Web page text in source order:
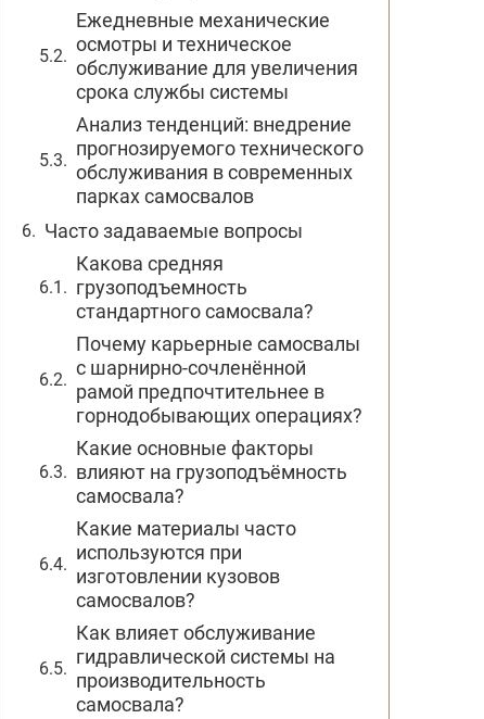
Ежедневные механические
осмотры и техническое
обслуживание для увеличения
срока службы системы
Анализ тенденций: внедрение
прогнозируемого технического
обслуживания в современных
парках самосвалов
Часто задаваемые вопросы
Какова средняя
грузоподъемность
стандартного самосвала?
Почему карьерные самосвалы
с шарнирно-сочленённой
рамой предпочтительнее в
горнодобывающих операциях?
Какие основные факторы
влияют на грузоподъёмность
самосвала?
Какие материалы часто
используются при
изготовлении кузовов
самосвалов?
Как влияет обслуживание
гидравлической системы на
производительность
самосвала?